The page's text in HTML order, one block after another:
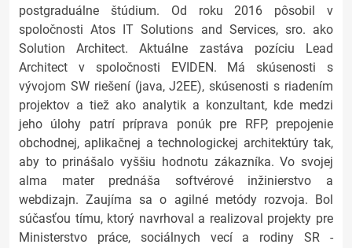
postgraduálne štúdium. Od roku 2016 pôsobil v
spoločnosti Atos IT Solutions and Services, sro. ako
Solution Architect. Aktuálne zastáva pozíciu Lead
Architect v spoločnosti EVIDEN. Má skúsenosti s
vývojom SW riešení (java, J2EE), skúsenosti s riadením
projektov a tiež ako analytik a konzultant, kde medzi
jeho úlohy patrí príprava ponúk pre RFP, prepojenie
obchodnej, aplikačnej a technologickej architektúry tak,
aby to prinášalo vyššiu hodnotu zákazníka. Vo svojej
alma mater prednáša softvérové inžinierstvo a
webdizajn. Zaujíma sa o agilné metódy rozvoja. Bol
súčasťou tímu, ktorý navrhoval a realizoval projekty pre
Ministerstvo práce, sociálnych vecí a rodiny SR -